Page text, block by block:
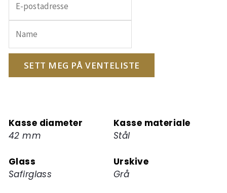
inn
e-
postadressen
din
ventelisten
for
produktet
SETT MEG PÅ VENTELISTE
Kasse diameter
42 mm
Kasse materiale
Stål
Glass
Safirglass
Urskive
Grå